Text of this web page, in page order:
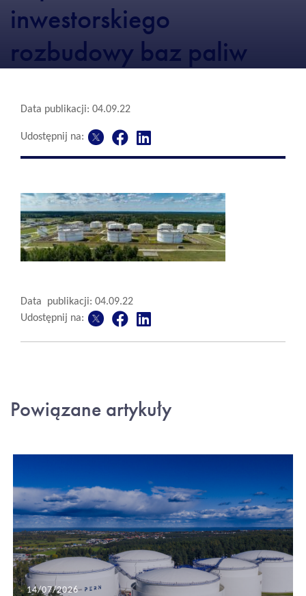
inwestorskiego
rozbudowy baz paliw
Data publikacji: 04.09.22
Udostępnij na:
Data publikacji: 04.09.22
Udostępnij na:
Powiązane artykuły
14/07/2026